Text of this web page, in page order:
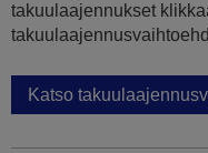
takuulaajennukset
Katso